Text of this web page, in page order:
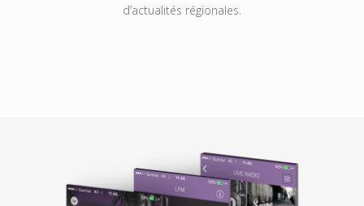
d’actualités régionales.